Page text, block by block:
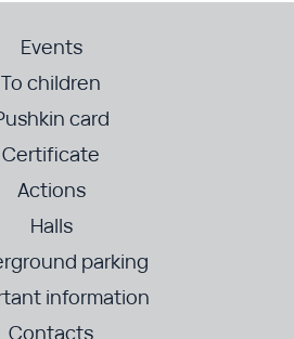
Events
To children
card
Certificate
Actions
Halls
parking
information
Contacts